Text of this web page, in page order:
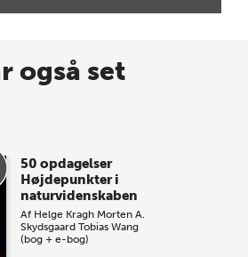
til sommer-
så sæt kryds i kalenderen
også set
50 opdagelser
Højdepunkter i
naturvidenskaben
Af Helge Kragh Morten A.
Skydsgaard Tobias Wang
(bog + e-bog)